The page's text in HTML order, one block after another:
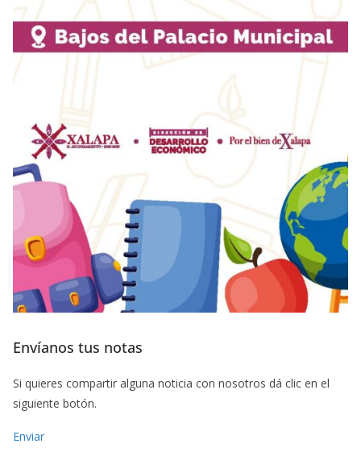
Envíanos tus notas
Si quieres compartir alguna noticia con nosotros dá clic en el
siguiente botón.
Enviar